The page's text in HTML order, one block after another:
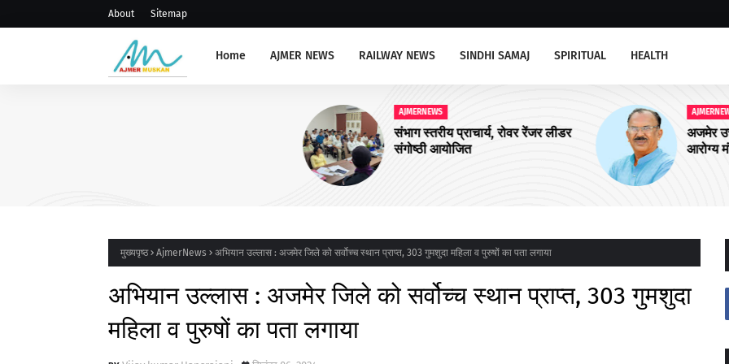
About Sitemap
Home AJMER NEWS RAILWAY NEWS SINDHI SAMAJ SPIRITUAL HEALTH
संभाग स्तरीय प्राचार्य, रोवर रेंजर लीडर
अजमेर उत्तर को चार और आयुष्मान शहरी
आरोग्य मंदिरों की सौगात
मुख्यपृष्ठ AjmerNews अभियान उल्लास : अजमेर जिले को सर्वोच्च स्थान प्राप्त, 303 गुमशुदा महिला व पुरुषों का पता लगाया
अभियान उल्लास : अजमेर जिले को सर्वोच्च स्थान प्राप्त, 303 गुमशुदा
महिला व पुरुषों का पता लगाया